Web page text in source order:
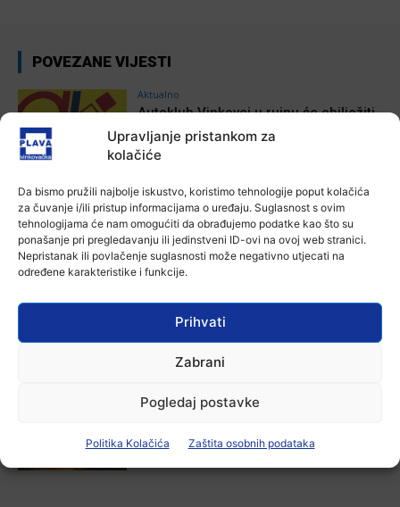
Upravljanje pristankom za
kolačiće
Da bismo pružili najbolje iskustvo, koristimo tehnologije poput kolačića
za čuvanje i/ili pristup informacijama o uređaju. Suglasnost s ovim
tehnologijama će nam omogućiti da obrađujemo podatke kao što su
ponašanje pri pregledavanju ili jedinstveni ID-ovi na ovoj web stranici.
Nepristanak ili povlačenje suglasnosti može negativno utjecati na
određene karakteristike i funkcije.
Prihvati
Zabrani
Pogledaj postavke
Politika Kolačića Zaštita osobnih podataka
POVEZANE VIJESTI
Aktualno
Autoklub Vinkovci u rujnu će obilježiti
stotu godišnjicu djelovanja
7 kolovoza, 2026
Aktualno
Za dva tjedna započinje još jedna
Divlja liga
7 kolovoza, 2026
U Županji održana Ljetna škola magije
7 kolovoza, 2026
Zbog niskog vodostaja otežana
6 kolovoza, 2026